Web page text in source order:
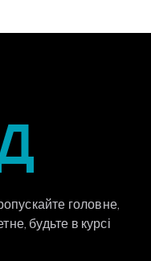
головне,
будьте в курсі